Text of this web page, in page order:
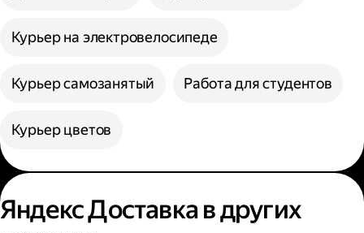
Курьер на электровелосипеде
Курьер самозанятый Работа для студентов
Курьер цветов
Яндекс Доставка в других